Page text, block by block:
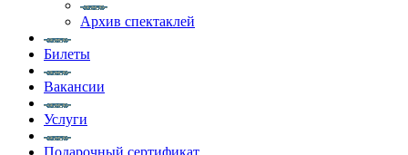
Архив спектаклей
Билеты
Вакансии
Услуги
Подарочный сертификат